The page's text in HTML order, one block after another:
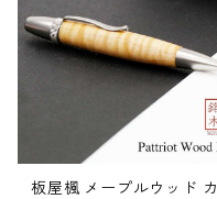
板屋楓 メープルウッド カ